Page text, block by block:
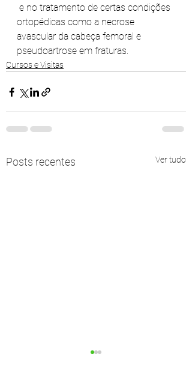
ortopédicas como a necrose
avascular da cabeça femoral e
pseudoartrose em fraturas.
Cursos e Visitas
Posts recentes Ver tudo